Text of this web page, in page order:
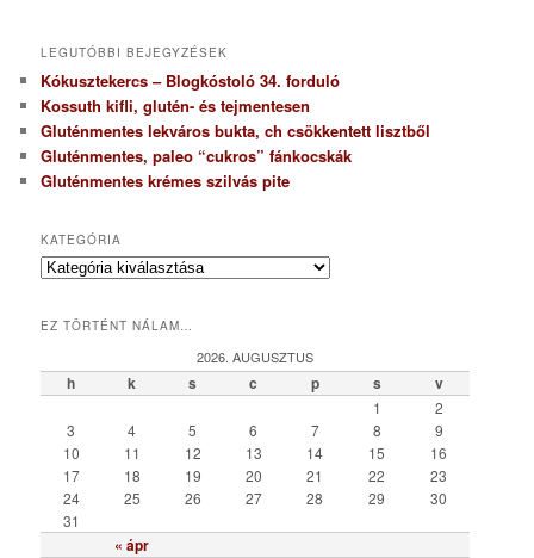
LEGUTÓBBI BEJEGYZÉSEK
Kókusztekercs – Blogkóstoló 34. forduló
Kossuth kifli, glutén- és tejmentesen
Gluténmentes lekváros bukta, ch csökkentett lisztből
Gluténmentes, paleo “cukros” fánkocskák
Gluténmentes krémes szilvás pite
KATEGÓRIA
K
e
r
EZ TÖRTÉNT NÁLAM…
2026. AUGUSZTUS
h k s c p s v
« ápr
1
2
3
4 5 6 7 8
9
10
11 12 13 14 15
16
17
18 19 20 21 22
23
24
25 26 27 28 29
30
31